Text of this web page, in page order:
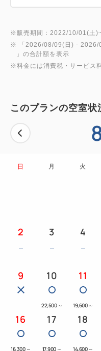
｟夕食｠
※ご夕食の席のご予約
し付けください。
けない場合がございま
※4歳以上の添い寝の
です
｟朝食｠
■ホテル公式WEBサイ
ッズをプレゼント！
※1滞在につきお一人さ
※販売期間：2022/10/01(土
※ 「 2026/08/09(日) - 2026/
」の合計額を表示
※料金には消費税・サービス
このプランの空室状
日 月 火
2 3 4
9 10
22,500 ～
11
19,600 ～
16
16,300 ～
17
17,900 ～
18
14,600 ～